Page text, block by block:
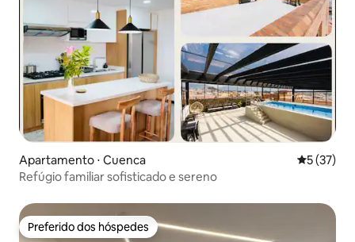
Apartamento ⋅ Cuenca 5 de uma
5 (37)
Refúgio familiar sofisticado e sereno
Preferido dos hóspedes
Preferido dos hóspedes